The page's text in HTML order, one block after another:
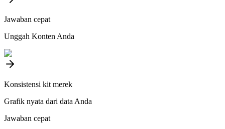
Jawaban cepat
Unggah Konten Anda
Konsistensi kit merek
Grafik nyata dari data Anda
Jawaban cepat